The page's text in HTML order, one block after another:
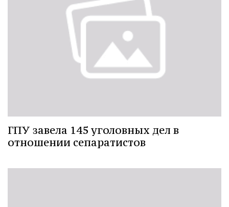
ГПУ завела 145 уголовных дел в
отношении сепаратистов